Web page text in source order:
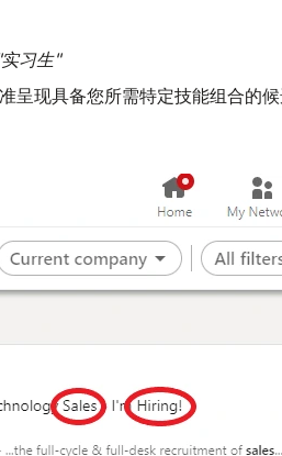
习生"
呈现具备您所需特定技能组合的